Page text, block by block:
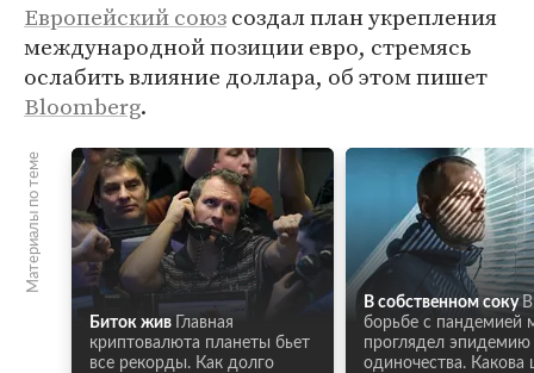
Европейский союзсоздал план укрепления
международной позиции евро, стремясь
ослабить влияние доллара, об этом пишет
Bloomberg.
Материалы по теме
Биток жив Главная
криптовалюта планеты бьет
все рекорды. Как долго
В собственном соку В
борьбе с пандемией
проглядел эпидемию
одиночества. Какова